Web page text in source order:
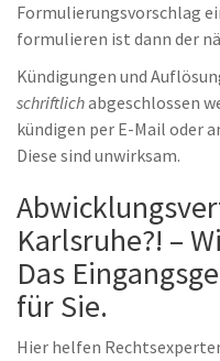
Formulierungsvorschlag
formulieren ist dann der
Kündigungen und
schriftlichabgeschlossen
kündigen per E-Mail oder
Diese sind unwirksam.
Karlsruhe?! –
Das
für Sie.
Hier helfen